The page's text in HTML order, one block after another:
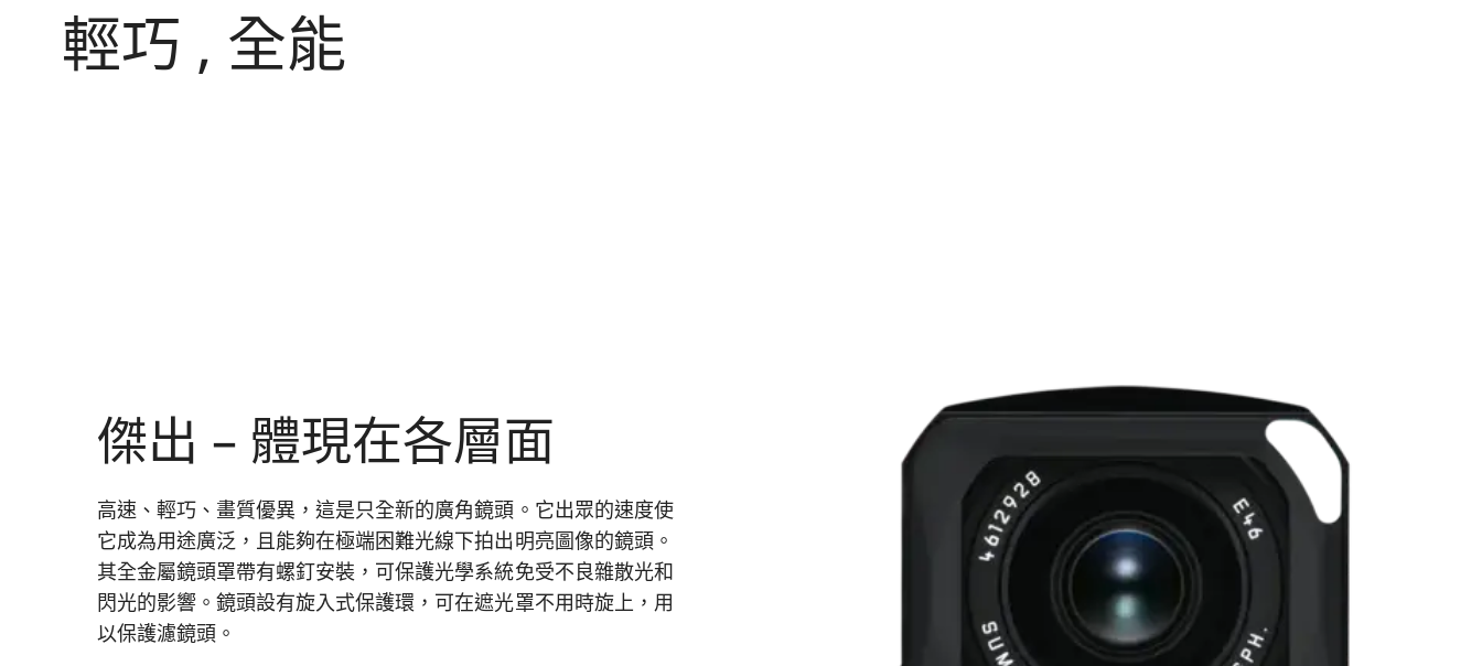
輕巧 , 全能
傑出 – 體現在各層面
高速、輕巧、畫質優異，這是只全新的廣角鏡頭。它出眾的速度使
它成為用途廣泛，且能夠在極端困難光線下拍出明亮圖像的鏡頭。
其全金屬鏡頭罩帶有螺釘安裝，可保護光學系統免受不良雜散光和
閃光的影響。鏡頭設有旋入式保護環，可在遮光罩不用時旋上，用
以保護濾鏡頭。